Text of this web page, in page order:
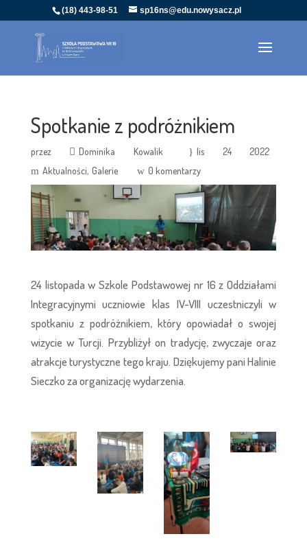
(18) 443-98-51 sp16ns@edu.nowysacz.pl
Spotkanie z podróżnikiem
przez Dominika Kowalik
lis 24 2022
Aktualności Galerie 0 komentarzy
24 listopada w Szkole Podstawowej nr 16 z Oddziałami
Integracyjnymi uczniowie klas IV-VIII uczestniczyli w
spotkaniu z podróżnikiem, który opowiadał o swojej
wizycie w Turcji. Przybliżył on tradycję, zwyczaje oraz
atrakcje turystyczne tego kraju. Dziękujemy pani Halinie
Sieczko za organizację wydarzenia.